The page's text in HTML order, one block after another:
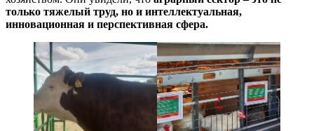
только тяжелый труд, но и интеллектуальная,
инновационная и перспективная сфера.